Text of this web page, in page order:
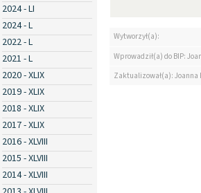
2024 - LI
2024 - L
2022 - L
2021 - L
2020 - XLIX
2019 - XLIX
2018 - XLIX
2017 - XLIX
2016 - XLVIII
2015 - XLVIII
2014 - XLVIII
Wytworzył(a):
Wprowadził(a) do BIP:
Zaktualizował(a):